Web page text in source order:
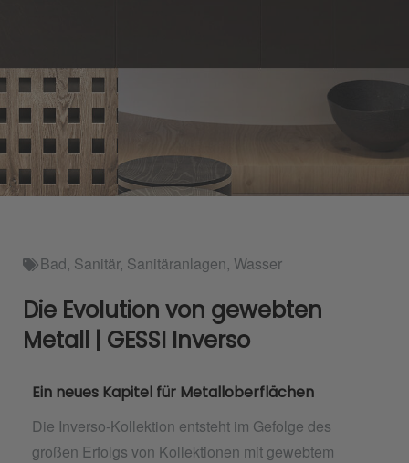
Bad, Sanitär, Sanitäranlagen, Wasser
Die Evolution von gewebten
Metall | GESSI Inverso
Ein neues Kapitel für Metalloberflächen
Die Inverso-Kollektion entsteht im Gefolge des
großen Erfolgs von Kollektionen mit gewebtem